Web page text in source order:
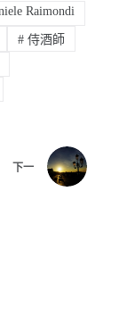
Raimondi
# 侍酒師
下一